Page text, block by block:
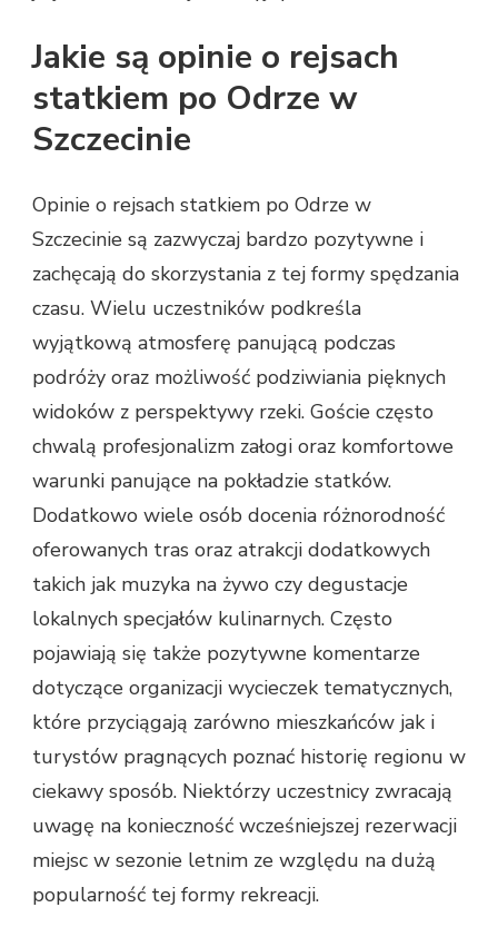
Jakie są opinie o rejsach
statkiem po Odrze w
Szczecinie
Opinie o rejsach statkiem po Odrze w
Szczecinie są zazwyczaj bardzo pozytywne i
zachęcają do skorzystania z tej formy spędzania
czasu. Wielu uczestników podkreśla
wyjątkową atmosferę panującą podczas
podróży oraz możliwość podziwiania pięknych
widoków z perspektywy rzeki. Goście często
chwalą profesjonalizm załogi oraz komfortowe
warunki panujące na pokładzie statków.
Dodatkowo wiele osób docenia różnorodność
oferowanych tras oraz atrakcji dodatkowych
takich jak muzyka na żywo czy degustacje
lokalnych specjałów kulinarnych. Często
pojawiają się także pozytywne komentarze
dotyczące organizacji wycieczek tematycznych,
które przyciągają zarówno mieszkańców jak i
turystów pragnących poznać historię regionu w
ciekawy sposób. Niektórzy uczestnicy zwracają
uwagę na konieczność wcześniejszej rezerwacji
miejsc w sezonie letnim ze względu na dużą
popularność tej formy rekreacji.